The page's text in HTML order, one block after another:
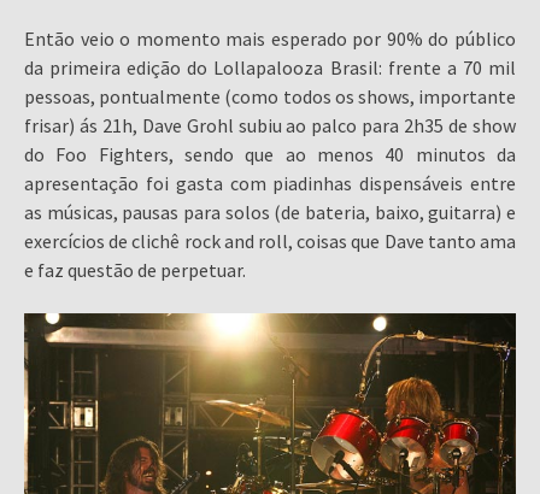
Então veio o momento mais esperado por 90% do público
da primeira edição do Lollapalooza Brasil: frente a 70 mil
pessoas, pontualmente (como todos os shows, importante
frisar) ás 21h, Dave Grohl subiu ao palco para 2h35 de show
do Foo Fighters, sendo que ao menos 40 minutos da
apresentação foi gasta com piadinhas dispensáveis entre
as músicas, pausas para solos (de bateria, baixo, guitarra) e
exercícios de clichê rock and roll, coisas que Dave tanto ama
e faz questão de perpetuar.